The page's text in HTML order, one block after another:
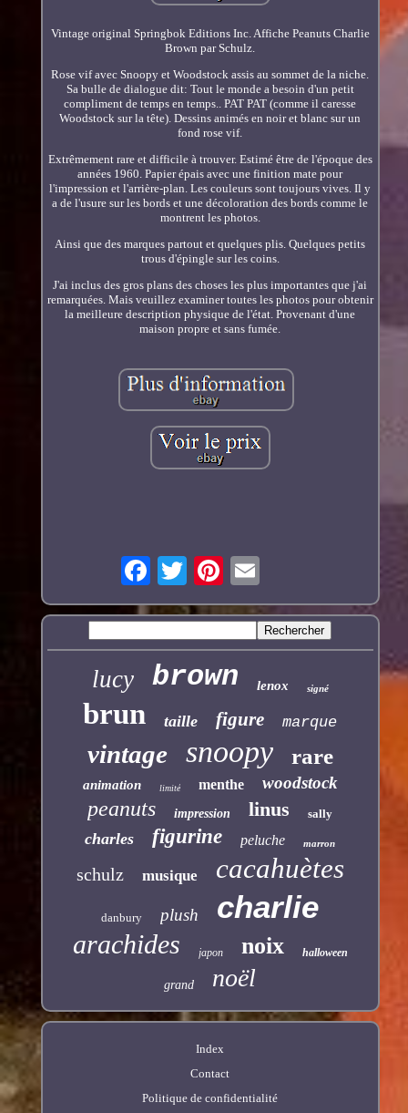
Vintage original Springbok Editions Inc. Affiche Peanuts Charlie
Brown par Schulz.
Rose vif avec Snoopy et Woodstock assis au sommet de la niche.
Sa bulle de dialogue dit: Tout le monde a besoin d'un petit
compliment de temps en temps.. PAT PAT (comme il caresse
Woodstock sur la tête). Dessins animés en noir et blanc sur un
fond rose vif.
Extrêmement rare et difficile à trouver. Estimé être de l'époque des
années 1960. Papier épais avec une finition mate pour
l'impression et l'arrière-plan. Les couleurs sont toujours vives. Il y
a de l'usure sur les bords et une décoloration des bords comme le
montrent les photos.
Ainsi que des marques partout et quelques plis. Quelques petits
trous d'épingle sur les coins.
J'ai inclus des gros plans des choses les plus importantes que j'ai
remarquées. Mais veuillez examiner toutes les photos pour obtenir
la meilleure description physique de l'état. Provenant d'une
maison propre et sans fumée.
lucy brown lenox signé
brun taille figure marque
vintage snoopy rare
animation limité menthe woodstock
peanuts impression linus sally
charles figurine peluche marron
schulz musique cacahuètes
danbury plush charlie
arachides japon noix halloween
grand noël
Index
Contact
Politique de confidentialité